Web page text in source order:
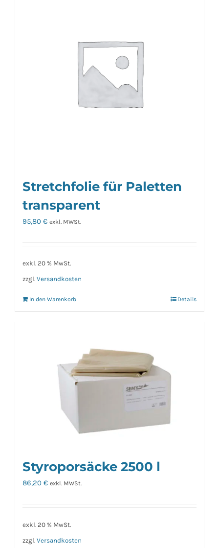
Stretchfolie für Paletten
transparent
95,80 € exkl. MWSt.
exkl. 20 % MwSt.
zzgl. Versandkosten
In den Warenkorb Details
Styroporsäcke 2500 l
86,20 € exkl. MWSt.
exkl. 20 % MwSt.
zzgl. Versandkosten